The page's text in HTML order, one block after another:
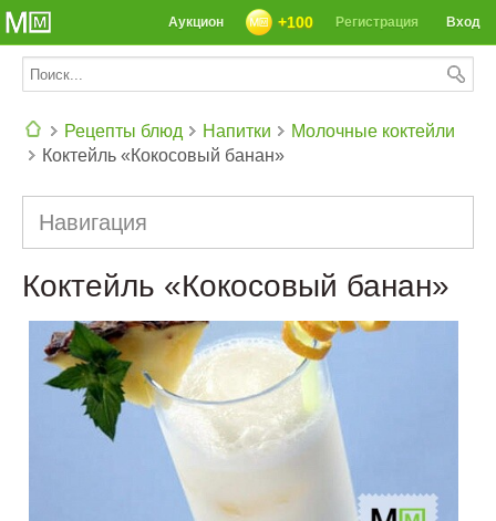
Вход
Регистрация
+100
Аукцион
Рецепты блюд Напитки
Молочные коктейли
Коктейль «Кокосовый банан»
Навигация
Коктейль «Кокосовый банан»